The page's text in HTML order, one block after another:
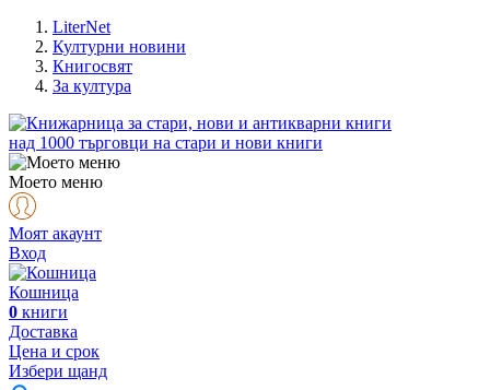
LiterNet
Културни новини
Книгосвят
За култура
над 1000 търговци на стари и нови книги
Моето меню
Моят акаунт
Вход
Кошница
0 книги
Доставка
Цена и срок
Избери щанд